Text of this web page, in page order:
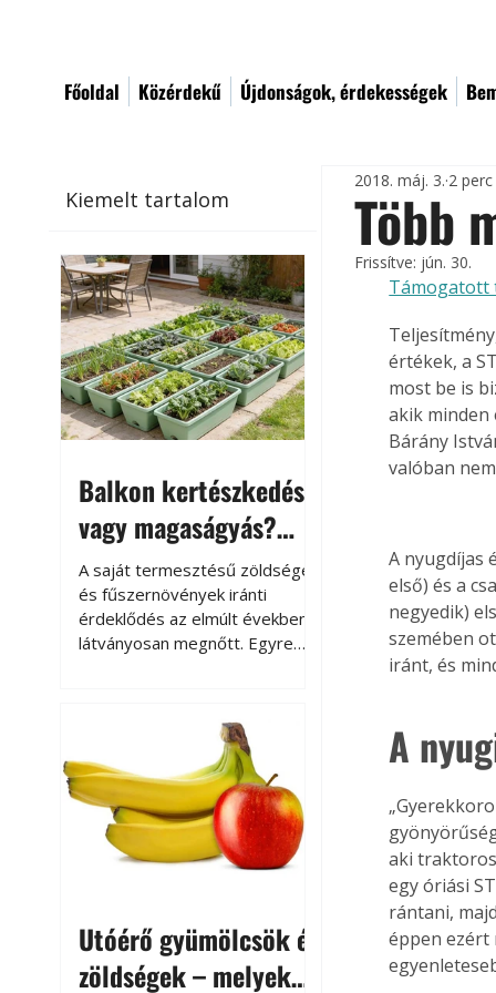
Főoldal Közérdekű Újdonságok, érdekességek
Kiemelt tartalom
Balkon kertészkedés
vagy magaságyás?
Helytakarékos
kertészkedés
A saját termesztésű zöldségek
és fűszernövények iránti
érdeklődés az elmúlt években
látványosan megnőtt. Egyre
kertészkedés sokak számára
kikapcsolódást és feltöltődést
is jelent.
Utóérő gyümölcsök és
zöldségek – melyek
Több
2018. máj. 3. 2
Frissítve: jún. 30.
Támogatott
értékek, a
most be is
akik minden
Bárány
valóban
A nyugdíjas
első) és a
negyedik)
szemében
iránt, és
A
aki
egy óriási
rántani,
éppen ezért